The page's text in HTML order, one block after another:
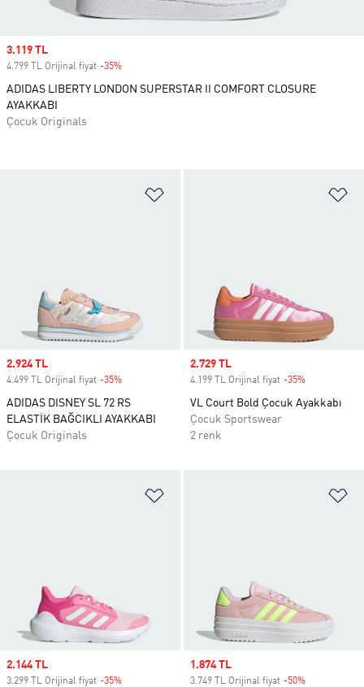
Sale price
2.924 TL
4.499 TL Orijinal fiyat -35%
ADIDAS DISNEY SL 72 RS
ELASTİK BAĞCIKLI AYAKKABI
Çocuk Originals
Sale price
2.729 TL
4.199 TL Orijinal fiyat -35%
VL Court Bold Çocuk Ayakkabı
Çocuk Sportswear
2 renk
Sale price
2.144 TL
3.299 TL Orijinal fiyat -35%
Sale price
1.874 TL
3.749 TL Orijinal fiyat -50%
Sale price
3.119 TL
4.799 TL Orijinal fiyat -35%
ADIDAS LIBERTY LONDON SUPERSTAR II COMFORT CLOSURE
AYAKKABI
Çocuk Originals